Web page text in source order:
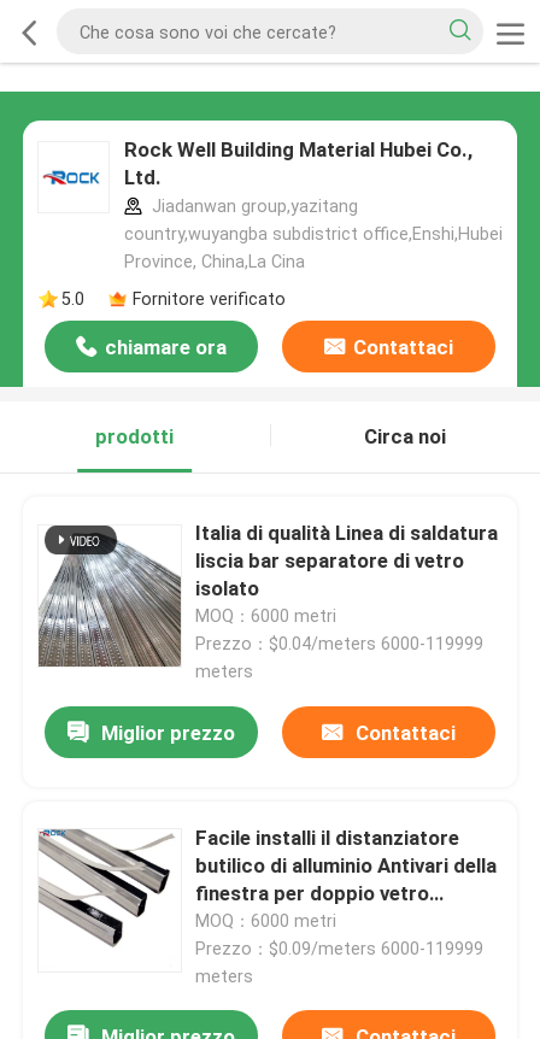
Rock Well Building Material Hubei Co.,
Ltd.
Jiadanwan group,yazitang
country,wuyangba subdistrict office,Enshi,Hubei
Province, China,La Cina
5.0
Fornitore verificato
chiamare ora Contattaci
prodotti Circa noi
Italia di qualità Linea di saldatura
liscia bar separatore di vetro
isolato
MOQ：6000 metri
Prezzo：$0.04/meters 6000-119999
meters
Miglior prezzo Contattaci
Facile installi il distanziatore
butilico di alluminio Antivari della
finestra per doppio vetro
lustrato
MOQ：6000 metri
Prezzo：$0.09/meters 6000-119999
meters